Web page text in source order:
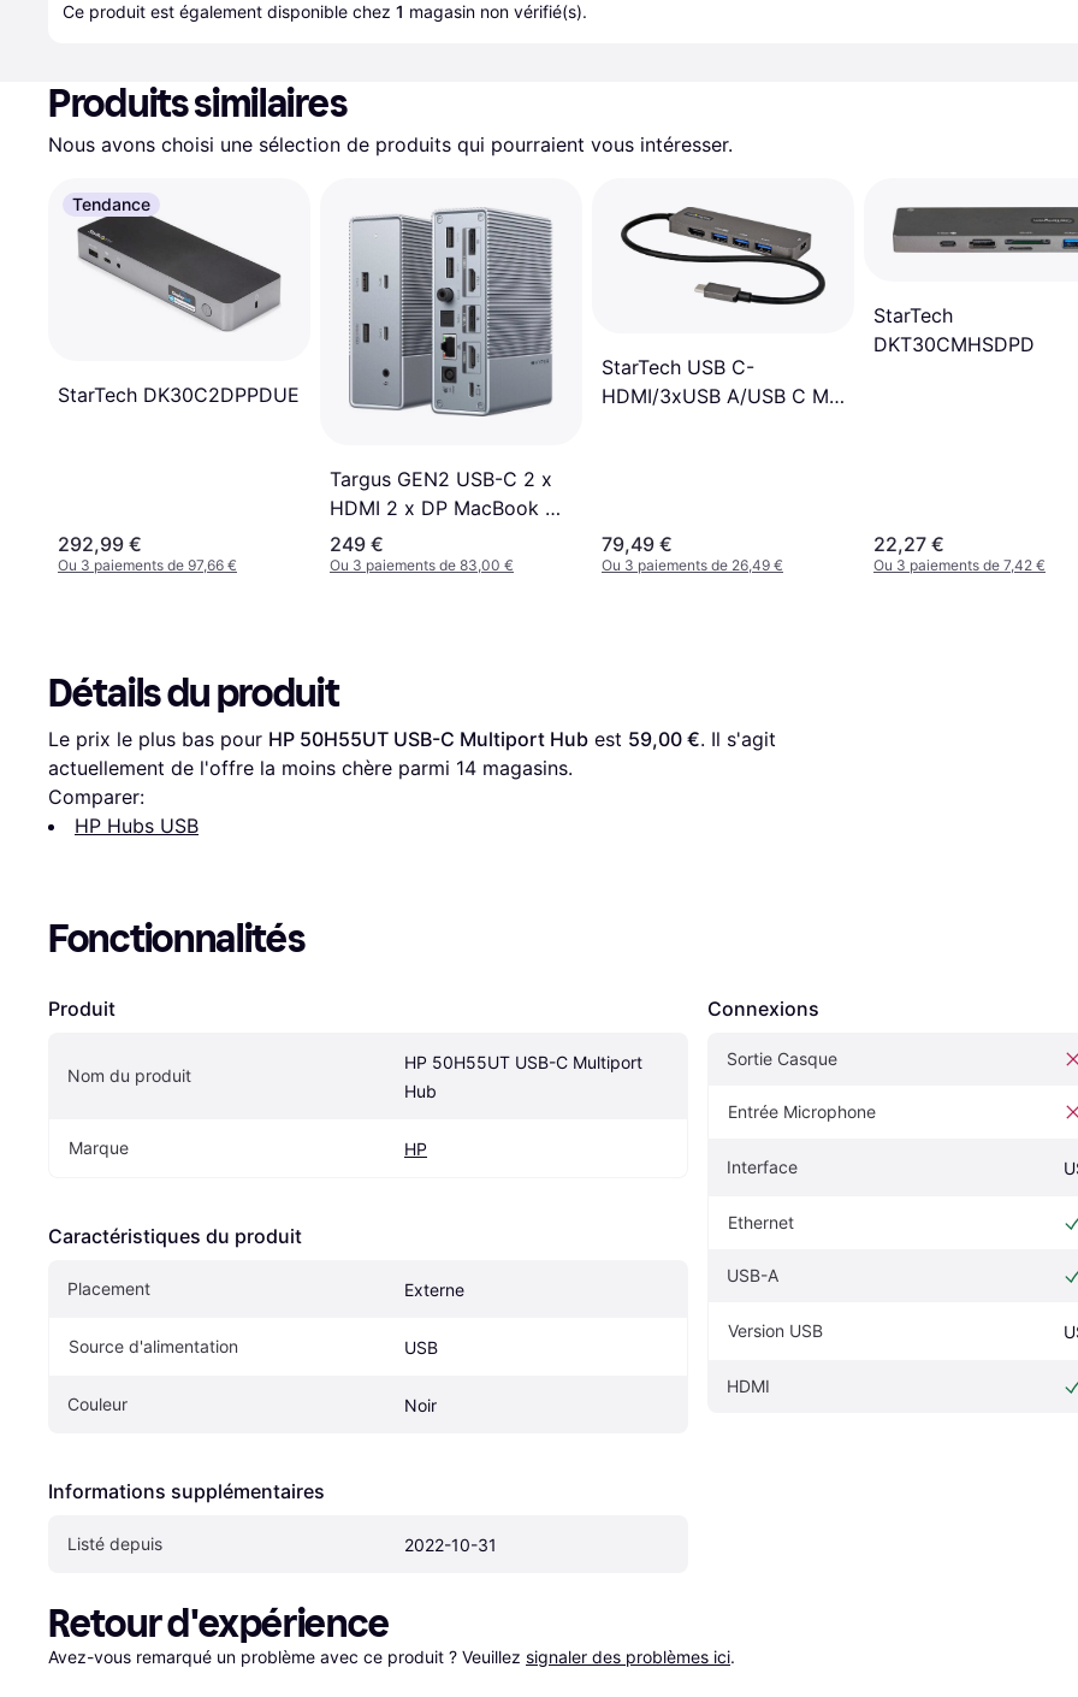
Ce produit est également disponible chez 1 magasin non vérifié(s).
Produits similaires
Nous avons choisi une sélection de produits qui pourraient vous intéresser.
Tendance
StarTech DK30C2DPPDUE
292,99 €
Ou 3 paiements de 97,66 €
Targus GEN2 USB-C 2 x
HDMI 2 x DP MacBook Air
(Mi-2022)
249 €
Ou 3 paiements de 83,00 €
StarTech USB C-
HDMI/3xUSB A/USB C M-
79,49 €
Ou 3 paiements de 26,49 €
StarTech
DKT30CMHSDPD
22,27 €
Ou 3 paiements de 7,42 €
Détails du produit
Le prix le plus bas pour HP 50H55UT USB-C Multiport Hub est 59,00 €. Il s'agit
actuellement de l'offre la moins chère parmi 14 magasins.
Comparer:
HP Hubs USB
Fonctionnalités
Produit
Nom du produit
HP 50H55UT USB-C Multiport
Hub
Marque HP
Caractéristiques du produit
Placement Externe
Source d'alimentation USB
Couleur Noir
Informations supplémentaires
Listé depuis 2022-10-31
Connexions
Sortie Casque
Entrée Microphone
Interface
Ethernet
USB-A
Version USB
HDMI
Retour d'expérience
Avez-vous remarqué un problème avec ce produit ? Veuillez signaler des problèmes ici.